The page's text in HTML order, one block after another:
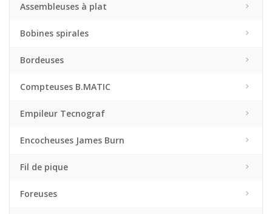
Assembleuses à plat
Bobines spirales
Bordeuses
Compteuses B.MATIC
Empileur Tecnograf
Encocheuses James Burn
Fil de pique
Foreuses